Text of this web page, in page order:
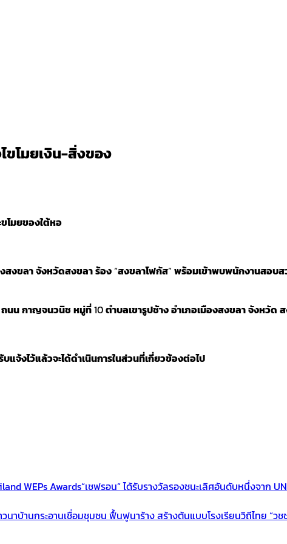
ขโมยเงิน-สิ่งของ
โมยของใต้หอ
สงขลาจังหวัดสงขลาร้อง“สงขลาโฟกัส”พร้อมเข้าพบพนักงานสอบส
ถนนกาญจนวนิชหมู่ที่10ตำบลเขารูปช้างอำเภอเมืองสงขลาจังหวัด
บแจ้งไว้แล้วจะได้ดำเนินการในส่วนที่เกี่ยวข้องต่อไป
WEPs Awards“เชฟรอน” ได้รับรางวัลรองชนะเลิศอันดับหนึ่งจาก
าบ้านกระอานเชื่อมชุมชน ฟื้นฟูนาร้าง สร้างต้นแบบโรงเรียนวิถีไทย “